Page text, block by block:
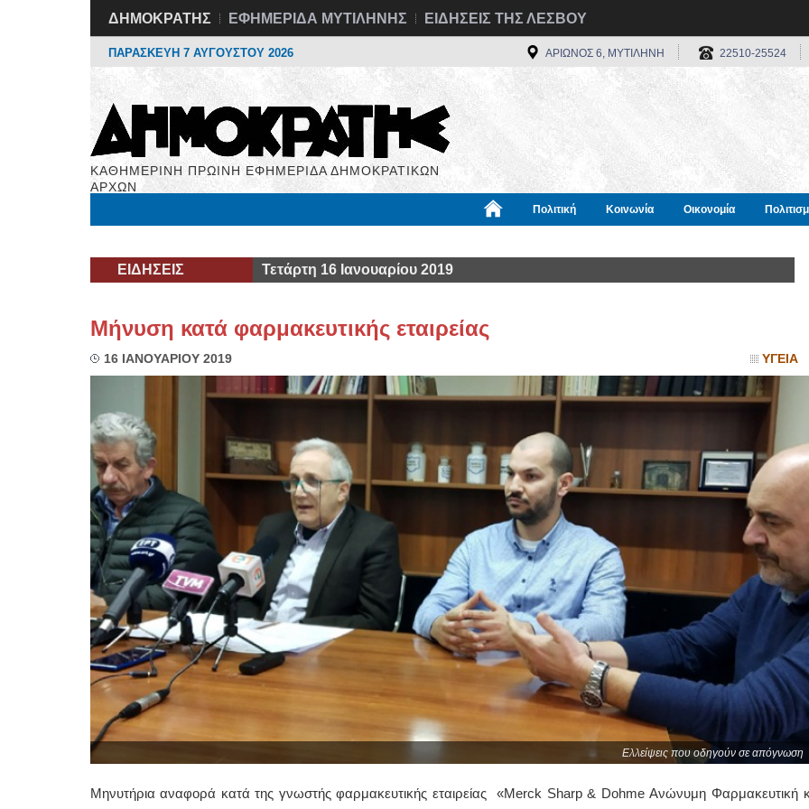
ΔΗΜΟΚΡΑΤΗΣ ΕΦΗΜΕΡΙΔΑ ΜΥΤΙΛΗΝΗΣ ΕΙΔΗΣΕΙΣ ΤΗΣ ΛΕΣΒΟΥ
ΠΑΡΑΣΚΕΥΗ 7 ΑΥΓΟΥΣΤΟΥ 2026 ΑΡΙΩΝΟΣ 6, ΜΥΤΙΛΗΝΗ 22510-25524
ΚΑΘΗΜΕΡΙΝΗ ΠΡΩΙΝΗ ΕΦΗΜΕΡΙΔΑ ΔΗΜΟΚΡΑΤΙΚΩΝ
ΑΡΧΩΝ
Πολιτική Κοινωνία Οικονομία
ΕΙΔΗΣΕΙΣ Τετάρτη 16 Ιανουαρίου 2019
Μήνυση κατά φαρμακευτικής εταιρείας
16 ΙΑΝΟΥΑΡΙΟΥ 2019 ΥΓΕΙΑ
Ελλείψεις που οδηγούν σε απόγνωση
Μηνυτήρια αναφορά κατά της γνωστής φαρμακευτικής εταιρείας «Merck Sharp & Dohme Ανώνυμη Φαρμακευτική